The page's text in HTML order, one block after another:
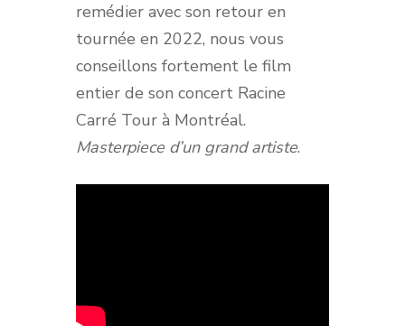
remédier avec son retour en
tournée en 2022, nous vous
conseillons fortement le film
entier de son concert Racine
Carré Tour à Montréal.
Masterpiece d’un grand artiste.